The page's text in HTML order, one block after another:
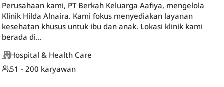
Perusahaan kami, PT Berkah Keluarga Aafiya, mengelola
Klinik Hilda Alnaira. Kami fokus menyediakan layanan
kesehatan khusus untuk ibu dan anak. Lokasi klinik kami
berada di...
Hospital & Health Care
51 - 200 karyawan